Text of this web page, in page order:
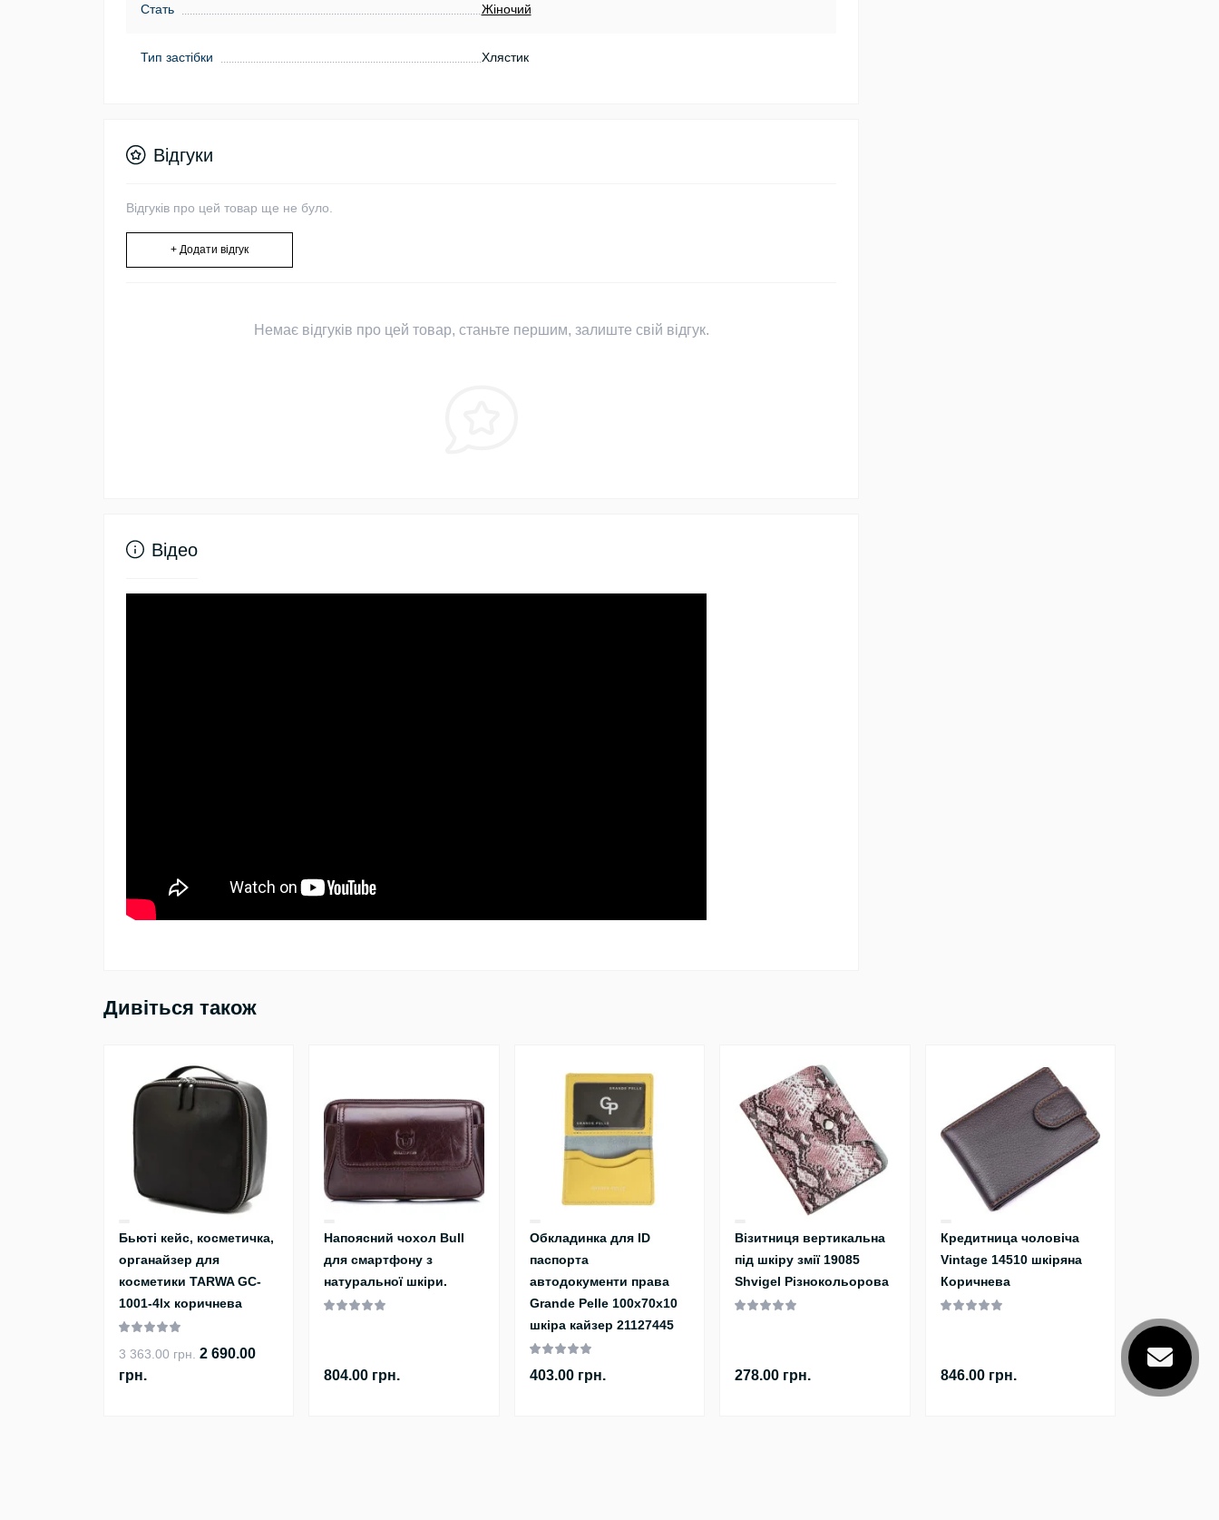
Стать Жіночий
Тип застібки Хлястик
Відгуки
Відгуків про цей товар ще не було.
+ Додати відгук
Немає відгуків про цей товар, станьте першим, залиште свій відгук.
Відео
Дивіться також
Бьюті кейс, косметичка,
органайзер для
косметики TARWA GC-
1001-4lx коричнева
3 363.00 грн. 2 690.00
грн.
Напоясний чохол Bull
для смартфону з
натуральної шкіри.
804.00 грн.
Обкладинка для ID
паспорта
автодокументи права
Grande Pelle 100х70х10
шкіра кайзер 21127445
403.00 грн.
Візитниця вертикальна
під шкіру змії 19085
Shvigel Різнокольорова
278.00 грн.
Кредитница чоловіча
Vintage 14510 шкіряна
Коричнева
846.00 грн.